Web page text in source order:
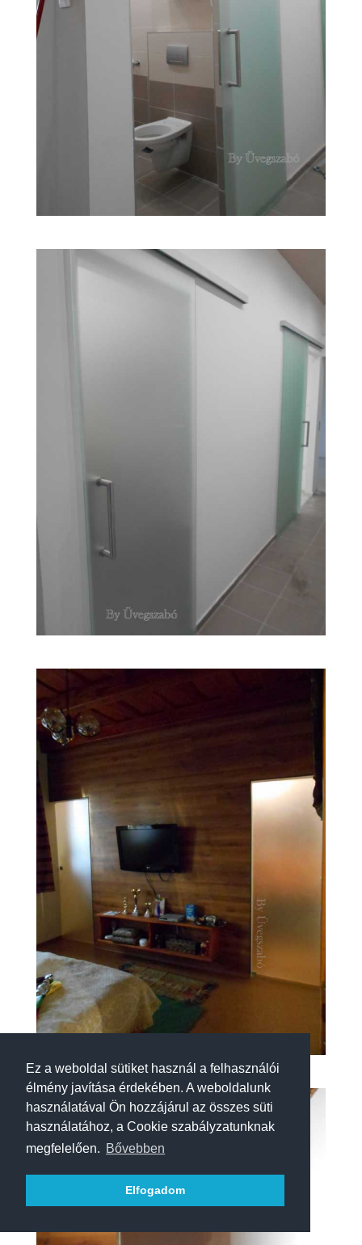
Ez a weboldal sütiket használ a felhasználói
élmény javítása érdekében. A weboldalunk
használatával Ön hozzájárul az összes süti
használatához, a Cookie szabályzatunknak
megfelelően. Bővebben
Elfogadom